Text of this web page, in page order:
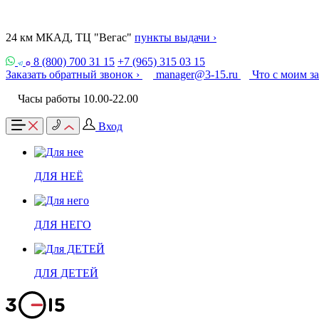
24 км МКАД, ТЦ "Вегас" пункты выдачи ›
8 (800) 700 31 15 +7 (965) 315 03 15
Заказать обратный звонок ›
manager@3-15.ru
Что с моим
Часы работы 10.00-22.00
Вход
ДЛЯ НЕЁ
ДЛЯ НЕГО
ДЛЯ ДЕТЕЙ